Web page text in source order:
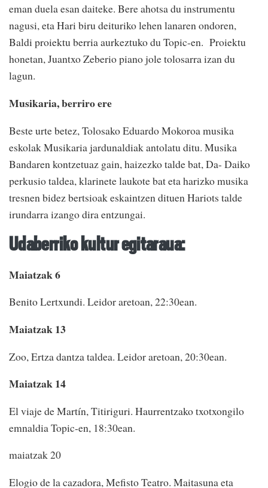
eman duela esan daiteke. Bere ahotsa du instrumentu
nagusi, eta Hari biru deituriko lehen lanaren ondoren,
Baldi proiektu berria aurkeztuko du Topic-en. Proiektu
honetan, Juantxo Zeberio piano jole tolosarra izan du
lagun.
Musikaria, berriro ere
Beste urte betez, Tolosako Eduardo Mokoroa musika
eskolak Musikaria jardunaldiak antolatu ditu. Musika
Bandaren kontzetuaz gain, haizezko talde bat, Da- Daiko
perkusio taldea, klarinete laukote bat eta harizko musika
tresnen bidez bertsioak eskaintzen dituen Hariots talde
irundarra izango dira entzungai.
Udaberriko kultur egitaraua:
Maiatzak 6
Benito Lertxundi. Leidor aretoan, 22:30ean.
Maiatzak 13
Zoo, Ertza dantza taldea. Leidor aretoan, 20:30ean.
Maiatzak 14
El viaje de Martín, Titiriguri. Haurrentzako txotxongilo
emnaldia Topic-en, 18:30ean.
maiatzak 20
Elogio de la cazadora, Mefisto Teatro. Maitasuna eta